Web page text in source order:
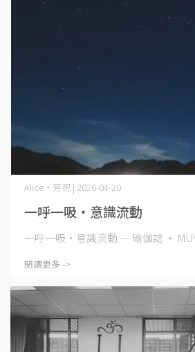
一呼一吸・意識流動
Alice・芳祝 | 2026-04-20
一呼一吸・意識流動 — 瑜伽誌 ·
閱讀更多 ->